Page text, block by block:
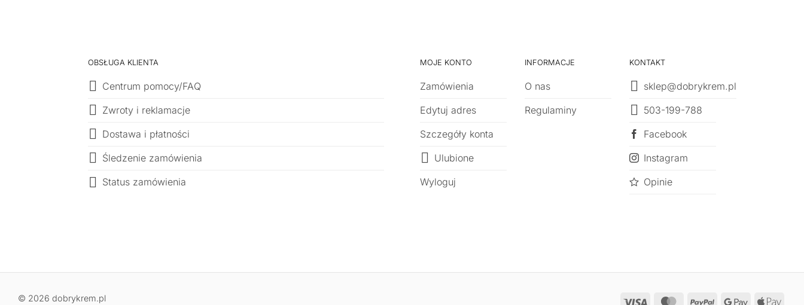
OBSŁUGA KLIENTA
Centrum pomocy/FAQ
Zwroty i reklamacje
Dostawa i płatności
Śledzenie zamówienia
Status zamówienia
MOJE KONTO
Zamówienia
Edytuj adres
Szczegóły konta
Ulubione
Wyloguj
INFORMACJE
O nas
Regulaminy
KONTAKT
sklep@dobrykrem.pl
503-199-788
Facebook
Instagram
Opinie
© 2026 dobrykrem.pl Visa MasterCard
PayPal Google